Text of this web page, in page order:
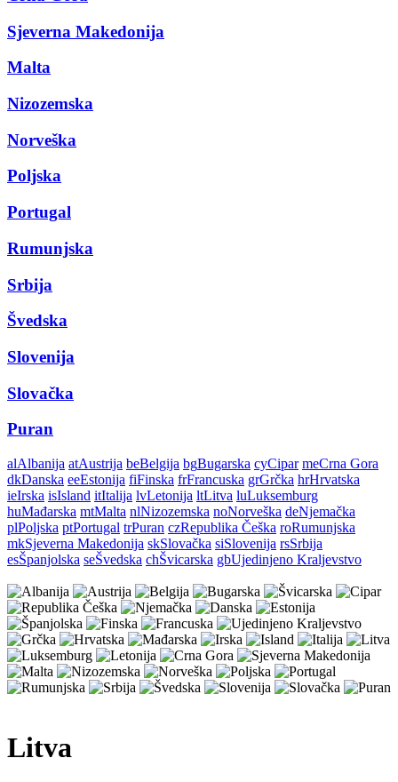
Sjeverna Makedonija
Malta
Nizozemska
Norveška
Poljska
Portugal
Rumunjska
Srbija
Švedska
Slovenija
Slovačka
Puran
alAlbanija atAustrija beBelgija bgBugarska cyCipar meCrna Gora
dkDanska eeEstonija fiFinska frFrancuska grGrčka hrHrvatska
ieIrska isIsland itItalija lvLetonija ltLitva luLuksemburg
huMađarska mtMalta nlNizozemska noNorveška deNjemačka
plPoljska ptPortugal trPuran czRepublika Češka roRumunjska
mkSjeverna Makedonija skSlovačka siSlovenija rsSrbija
esŠpanjolska seŠvedska chŠvicarska gbUjedinjeno Kraljevstvo
Litva